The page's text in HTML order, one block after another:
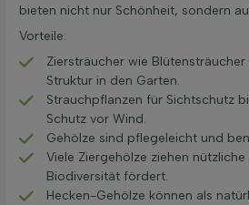
bieten nicht nur Schönheit, sondern
Vorteile:
Ziersträucher wie
Struktur in den Garten.
Strauchpflanzen für Sichtschutz
Schutz vor Wind.
Gehölze sind pflegeleicht und
Viele Ziergehölze ziehen
Biodiversität fördert.
Hecken-Gehölze können als